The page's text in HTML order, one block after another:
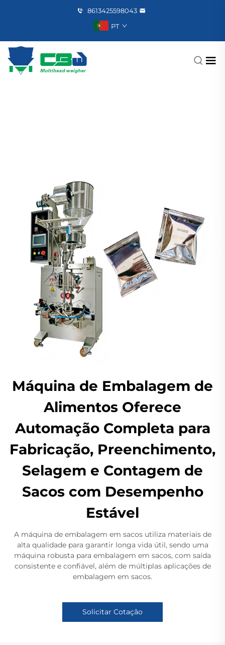
8613425598043
PT
Máquina de Embalagem de
Alimentos Oferece
Automação Completa para
Fabricação, Preenchimento,
Selagem e Contagem de
Sacos com Desempenho
Estável
A máquina de embalagem em sacos utiliza materiais de
alta qualidade para garantir longa vida útil, sendo uma
máquina robusta para embalagem em sacos, com saída
consistente e confiável, além de múltiplas aplicações de
embalagem em sacos.
Solicitar Cotação